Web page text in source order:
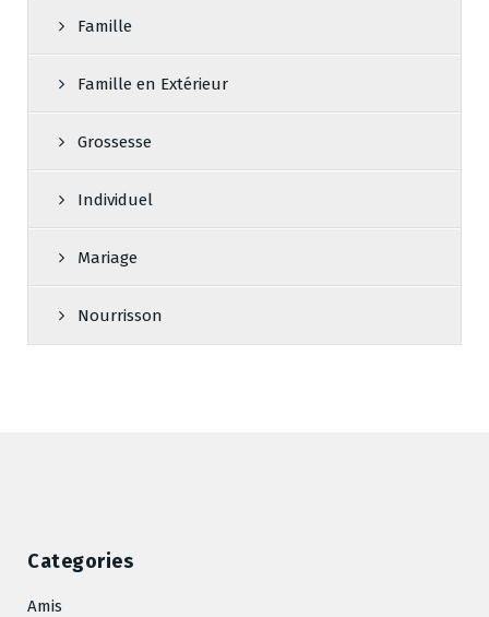
Famille
Famille en Extérieur
Grossesse
Individuel
Mariage
Nourrisson
Categories
Amis